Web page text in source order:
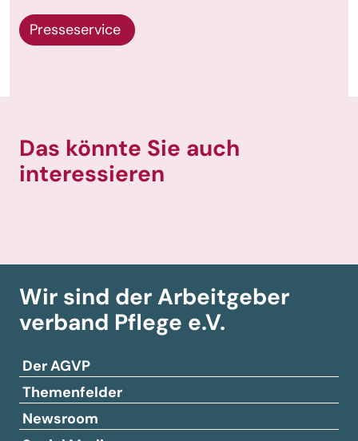
Presseservice
Das könnte Sie auch
interessieren
Wir sind der Arbeitgeber­
verband Pflege e.V.
Der AGVP
Themenfelder
Newsroom